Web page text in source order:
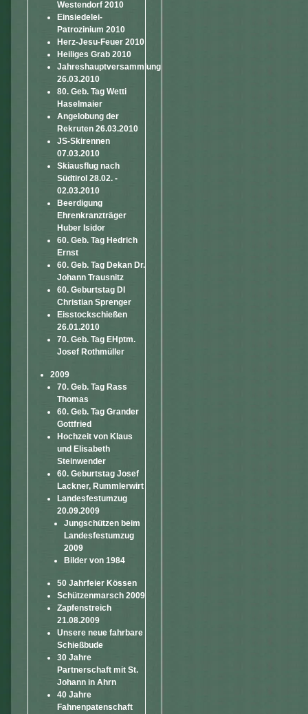
Westendorf 2010
Einsiedelei-
Patrozinium 2010
Herz-Jesu-Feuer 2010
Heiliges Grab 2010
Jahreshauptversammlung
26.03.2010
80. Geb. Tag Wetti
Haselmaier
Angelobung der
Rekruten 26.03.2010
JS-Skirennen
07.03.2010
Skiausflug nach
Südtirol 28.02. -
02.03.2010
Beerdigung
Ehrenkranzträger
Huber Isidor
60. Geb. Tag Hedrich
Ernst
60. Geb. Tag Dekan Dr.
Johann Trausnitz
60. Geburtstag DI
Christian Sprenger
Eisstockschießen
26.01.2010
70. Geb. Tag EHptm.
Josef Rothmüller
2009
70. Geb. Tag Rass
Thomas
60. Geb. Tag Grander
Gottfried
Hochzeit von Klaus
und Elisabeth
Steinwender
60. Geburtstag Josef
Lackner, Rummlerwirt
Landesfestumzug
20.09.2009
Jungschützen beim
Landesfestumzug
2009
Bilder von 1984
50 Jahrfeier Kössen
Schützenmarsch 2009
Zapfenstreich
21.08.2009
Unsere neue fahrbare
Schießbude
30 Jahre
Partnerschaft mit St.
Johann in Ahrn
40 Jahre
Fahnenpatenschaft